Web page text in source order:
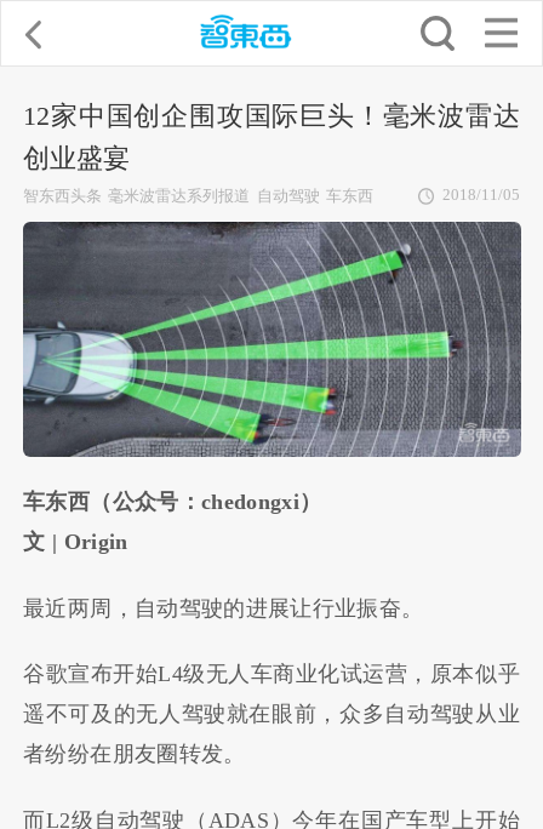
12家中国创企围攻国际巨头！毫米波雷达
创业盛宴
智东西头条 毫米波雷达系列报道 自动驾驶 车东西 2018/11/05
车东西（公众号：chedongxi）
文 | Origin
最近两周，自动驾驶的进展让行业振奋。
谷歌宣布开始L4级无人车商业化试运营，原本似乎
遥不可及的无人驾驶就在眼前，众多自动驾驶从业
者纷纷在朋友圈转发。
而L2级自动驾驶（ADAS）今年在国产车型上开始